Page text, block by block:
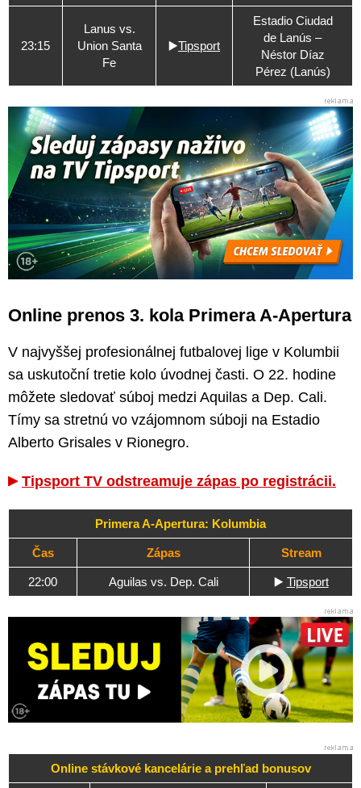
23:15
Lanus vs.
Union Santa
Fe
▶️Tipsport
Estadio Ciudad
de Lanús –
Néstor Díaz
Pérez (Lanús)
Online prenos 3. kola Primera A-Apertura
V najvyššej profesionálnej futbalovej lige v Kolumbii
sa uskutoční tretie kolo úvodnej časti. O 22. hodine
môžete sledovať súboj medzi Aquilas a Dep. Cali.
Tímy sa stretnú vo vzájomnom súboji na Estadio
Alberto Grisales v Rionegro.
Tipsport TV odstreamuje zápas po registrácii.
Primera A-Apertura: Kolumbia
Čas Zápas Stream
22:00 Aguilas vs. Dep. Cali ▶️ Tipsport
Online stávkové kancelárie a prehľad bonusov